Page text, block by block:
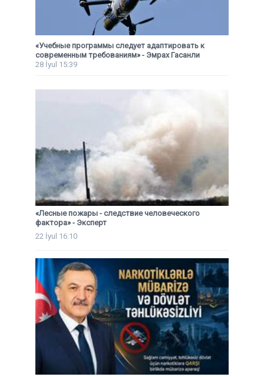
«Учебные программы следует адаптировать к
современным требованиям» - Эмрах Гасанли
28 İyul 15:39
«Лесные пожары - следствие человеческого
фактора» - Эксперт
22 İyul 16:10